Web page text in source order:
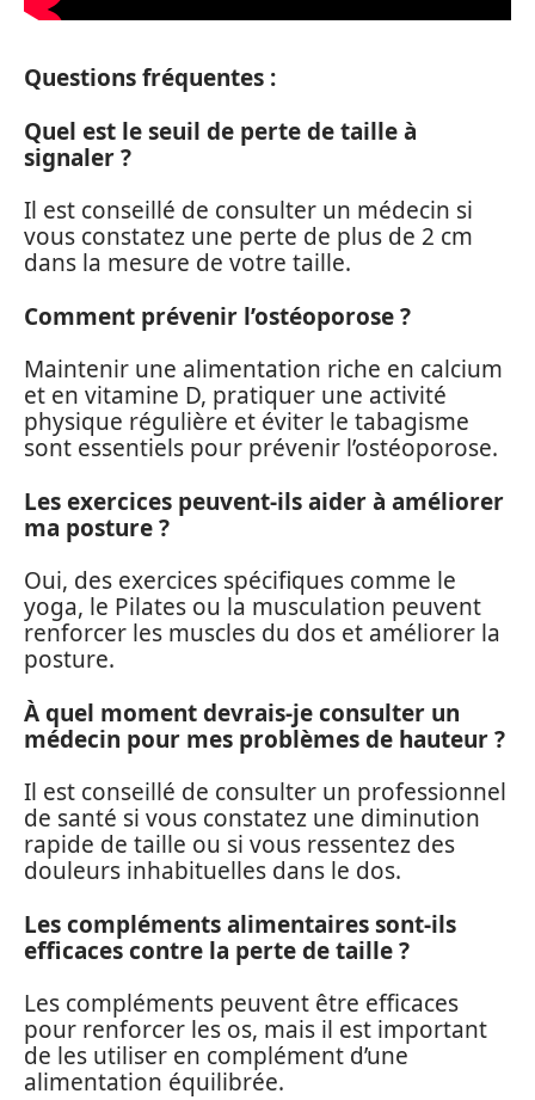
Questions fréquentes :
Quel est le seuil de perte de taille à
signaler ?
Il est conseillé de consulter un médecin si
vous constatez une perte de plus de 2 cm
dans la mesure de votre taille.
Comment prévenir l’ostéoporose ?
Maintenir une alimentation riche en calcium
et en vitamine D, pratiquer une activité
physique régulière et éviter le tabagisme
sont essentiels pour prévenir l’ostéoporose.
Les exercices peuvent-ils aider à améliorer
ma posture ?
Oui, des exercices spécifiques comme le
yoga, le Pilates ou la musculation peuvent
renforcer les muscles du dos et améliorer la
posture.
À quel moment devrais-je consulter un
médecin pour mes problèmes de hauteur ?
Il est conseillé de consulter un professionnel
de santé si vous constatez une diminution
rapide de taille ou si vous ressentez des
douleurs inhabituelles dans le dos.
Les compléments alimentaires sont-ils
efficaces contre la perte de taille ?
Les compléments peuvent être efficaces
pour renforcer les os, mais il est important
de les utiliser en complément d’une
alimentation équilibrée.